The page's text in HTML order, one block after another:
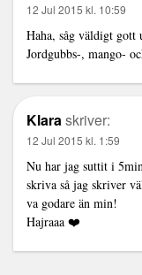
12 Jul 2015 kl. 10:59
Haha, såg väldigt
Jordgubbs-, mango-
Klara skriver:
12 Jul 2015 kl. 1:59
Nu har jag suttit i
skriva så jag skriver
va godare än min!
Hajraaa ❤️